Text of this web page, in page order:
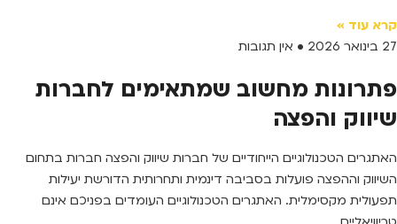
קרא עוד »
27 בינואר 2026
אין תגובות
פתרונות מחשוב שמתאימים לחברות
שיווק והפצה
האתגרים הטכנולוגיים הייחודיים של חברות שיווק והפצה חברות בתחום
השיווק וההפצה פועלות בסביבה דינמית ותחרותית הדורשת יעילות
תפעולית מקסימלית. האתגרים הטכנולוגיים העומדים בפניכם אינם